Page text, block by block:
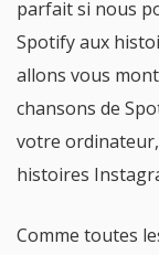
parfait si nous
Spotify aux
allons vous
chansons de
votre
histoires
Comme toutes